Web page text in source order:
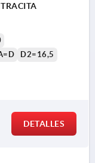
D2=16,5
DETALLES